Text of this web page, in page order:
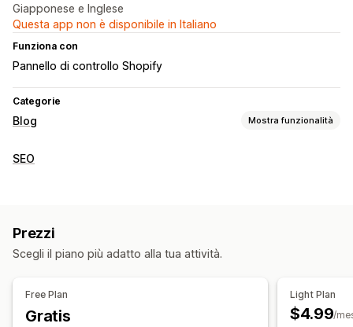
Giapponese e Inglese
Questa app non è disponibile in Italiano
Funziona con
Pannello di controllo Shopify
Categorie
Blog Mostra funzionalità
Creazione di contenuti
SEO
Prezzi
Scegli il piano più adatto alla tua attività.
Free Plan
Gratis
Light Plan
$4.99/